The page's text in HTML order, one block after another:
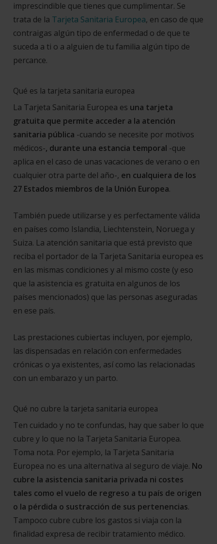
imprescindible que tienes que cumplimentar. Se
trata de la Tarjeta Sanitaria Europea, en caso de que
contraigas algún tipo de enfermedad o de que te
suceda a ti o a alguien de tu familia algún tipo de
percance.
Qué es la tarjeta sanitaria europea
La Tarjeta Sanitaria Europea es una tarjeta
gratuita que permite acceder a la atención
sanitaria pública -cuando se necesite por motivos
médicos-, durante una estancia temporal -que
aplica en el caso de unas vacaciones de verano o en
cualquier otra parte del año-, en cualquiera de los
27 Estados miembros de la Unión Europea.
También puede utilizarse y es perfectamente válida
en países como Islandia, Liechtenstein, Noruega y
Suiza. La atención sanitaria que está previsto que
reciba el portador de la Tarjeta Sanitaria europea es
en las mismas condiciones y al mismo coste (y eso
que la asistencia es gratuita en algunos de los
países mencionados) que las personas aseguradas
en ese país.
Las prestaciones cubiertas incluyen, por ejemplo,
las dispensadas en relación con enfermedades
crónicas o ya existentes, así como las relacionadas
con un embarazo y un parto.
Qué no cubre la tarjeta sanitaria europea
Ten cuidado y no te confundas, hay que saber lo que
cubre y lo que no la Tarjeta Sanitaria Europea.
Toma nota. Por ejemplo, la Tarjeta Sanitaria
Europea no es una alternativa al seguro de viaje. No
cubre la asistencia sanitaria privada ni costes
tales como el vuelo de regreso a tu país de origen
o la pérdida o sustracción de sus pertenencias.
Tampoco cubre cubre los gastos si viaja con la
finalidad expresa de recibir tratamiento médico.